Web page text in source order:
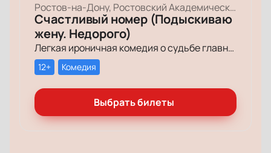
Ростов-на-Дону, Ростовский Академический Театр Драмы, Малая сцена
Счастливый номер (Подыскиваю
жену. Недорого)
Легкая ироничная комедия о судьбе главного героя-миллионера, который мечтает обрести успех и в личной жизни.
12+ Комедия
Выбрать билеты